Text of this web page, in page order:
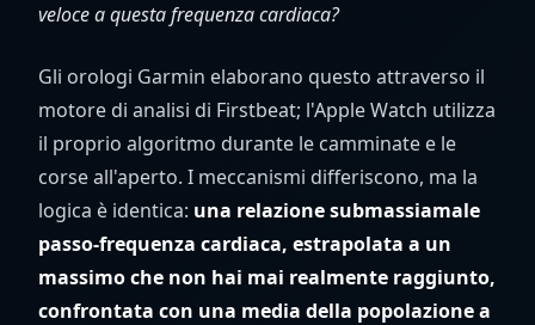
veloce a questa frequenza cardiaca?
Gli orologi Garmin elaborano questo attraverso il
motore di analisi di Firstbeat; l'Apple Watch utilizza
il proprio algoritmo durante le camminate e le
corse all'aperto. I meccanismi differiscono, ma la
logica è identica: una relazione submassiamale
passo-frequenza cardiaca, estrapolata a un
massimo che non hai mai realmente raggiunto,
confrontata con una media della popolazione a